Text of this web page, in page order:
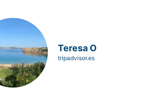
Teresa O
tripadvisor.es